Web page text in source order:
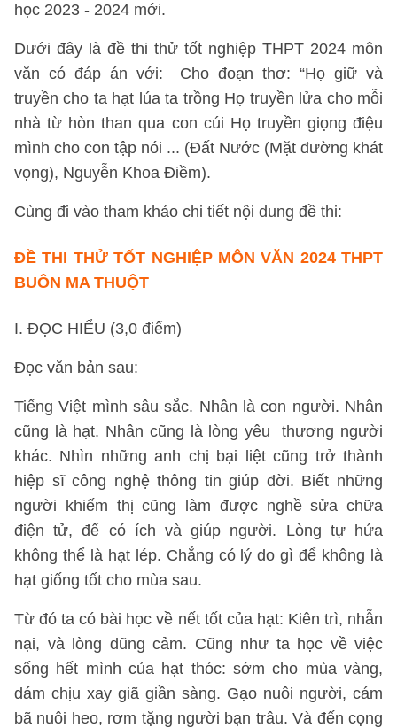
học 2023 - 2024 mới.
Dưới đây là đề thi thử tốt nghiệp THPT 2024 môn
văn có đáp án với: Cho đoạn thơ: “Họ giữ và
truyền cho ta hạt lúa ta trồng Họ truyền lửa cho mỗi
nhà từ hòn than qua con cúi Họ truyền giọng điệu
mình cho con tập nói ... (Đất Nước (Mặt đường khát
vọng), Nguyễn Khoa Điềm).
Cùng đi vào tham khảo chi tiết nội dung đề thi:
ĐỀ THI THỬ TỐT NGHIỆP MÔN VĂN 2024 THPT
BUÔN MA THUỘT
I. ĐỌC HIỂU (3,0 điểm)
Đọc văn bản sau:
Tiếng Việt mình sâu sắc. Nhân là con người. Nhân
cũng là hạt. Nhân cũng là lòng yêu thương người
khác. Nhìn những anh chị bại liệt cũng trở thành
hiệp sĩ công nghệ thông tin giúp đời. Biết những
người khiếm thị cũng làm được nghề sửa chữa
điện tử, để có ích và giúp người. Lòng tự hứa
không thể là hạt lép. Chẳng có lý do gì để không là
hạt giống tốt cho mùa sau.
Từ đó ta có bài học về nết tốt của hạt: Kiên trì, nhẫn
nại, và lòng dũng cảm. Cũng như ta học về việc
sống hết mình của hạt thóc: sớm cho mùa vàng,
dám chịu xay giã giần sàng. Gạo nuôi người, cám
bã nuôi heo, rơm tặng người bạn trâu. Và đến cọng